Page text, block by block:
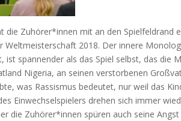
die Zuhörer*innen mit an den Spielfeldrand
Weltmeisterschaft 2018. Der innere
ist spannender als das Spiel selbst, das die
Nigeria, an seinen verstorbenen
was Rassismus bedeutet, nur weil das
Einwechselspielers drehen sich immer
die Zuhörer*innen spüren auch seine